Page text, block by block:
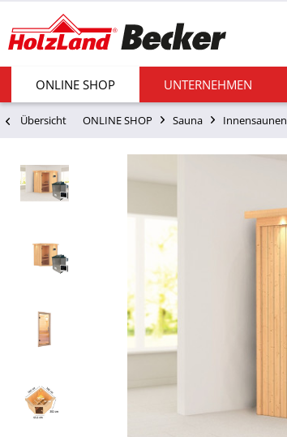
ONLINE SHOP UNTERNEHMEN
Übersicht ONLINE SHOP Sauna Innensaunen